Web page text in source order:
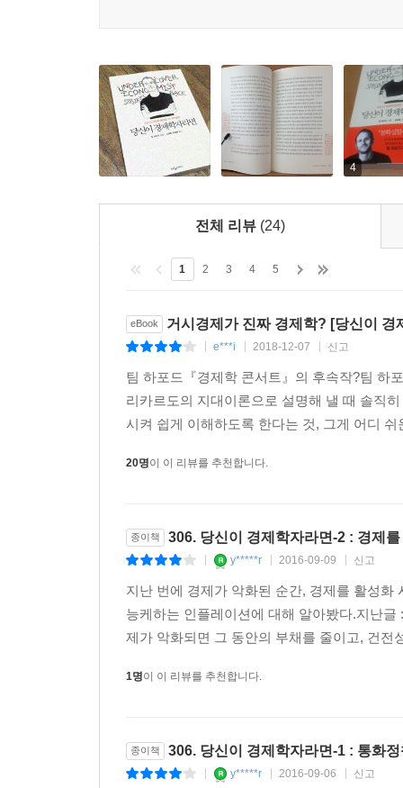
포드주의가 실업을 발명했다?
능력 있는 사람이 일자리를 얻지 못하는 이유
실업은 국가를 운용하는 사람이라면 누구나
세계적으로도 매우 중요하다. 한 조사에 따르면
보였다. 이는 불황기에 몇 번 취업 기회를 놓치게
보여준다. 또한 경제 활황기에 구직을 한 사람
해결하기 위해 가장 먼저 해야 할 일은 지금 발생
구조적 실업과 관련하여 팀 하포드는 포드 자동
구하지 못하는 사람들을 양산했다. 기존에 경기
실업의 두 가지 종류를 구별하려 할 때, 영국의
각 경제권은 다양한 구조적 실업이 존재하며 그
호황일 때는 거친 모습의 우파처럼, 불황일 때는
현대 경제학의 다양한 쟁점과 논쟁거리들
이는 우파가 가장 잘하는 정책이다. 불황에는 정
안타깝게도 많은 국가들이 호황일 때에는 좌파
부채질한다고 꼬집는다.
또한 오바마 정부의 ‘세금 환급과 세금 감면 정
인플레이션이 왜 경제에 필요한 윤활류이며(114
밝힌다.
유행하고 있는 경제학에 대해서도 비판적인 시선
4
전체 리뷰 (24)
1 2 3 4 5
eBook 거시경제가 진짜 경제학? [당신이 경
e***i 2018-12-07 신고
팀 하포드『경제학 콘서트』의 후속작?팀 하
리카르도의 지대이론으로 설명해 낼 때 솔직
시켜 쉽게 이해하도록 한다는 것, 그게 어디
20명이 이 리뷰를 추천합니다.
종이책 306. 당신이 경제학자라면-2 : 경제
y*****r 2016-09-09 신고
지난 번에 경제가 악화된 순간, 경제를 활성
능케하는 인플레이션에 대해 알아봤다.지난
제가 악화되면 그 동안의 부채를 줄이고, 건
1명이 이 리뷰를 추천합니다.
종이책 306. 당신이 경제학자라면-1 : 통화
y*****r 2016-09-06 신고